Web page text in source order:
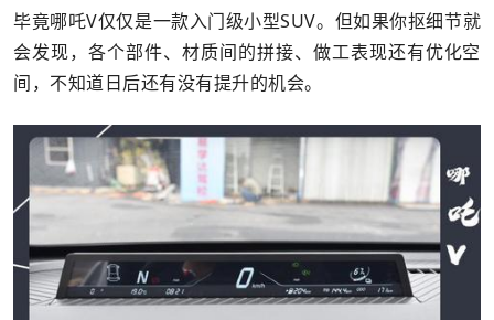
毕竟哪吒V仅仅是一款入门级小型SUV。但如果你抠细节就
会发现，各个部件、材质间的拼接、做工表现还有优化空
间，不知道日后还有没有提升的机会。